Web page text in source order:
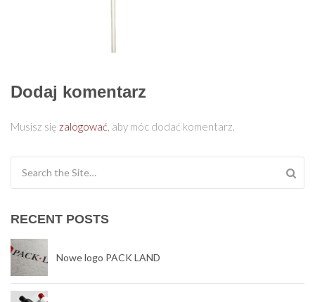
Dodaj komentarz
Musisz się zalogować, aby móc dodać komentarz.
RECENT POSTS
Nowe logo PACK LAND